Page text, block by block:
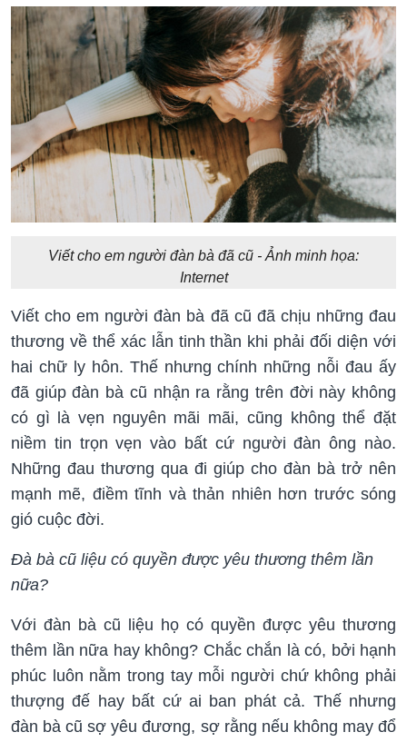
Viết cho em người đàn bà đã cũ - Ảnh minh họa:
Internet
Viết cho em người đàn bà đã cũ đã chịu những đau
thương về thể xác lẫn tinh thần khi phải đối diện với
hai chữ ly hôn. Thế nhưng chính những nỗi đau ấy
đã giúp đàn bà cũ nhận ra rằng trên đời này không
có gì là vẹn nguyên mãi mãi, cũng không thể đặt
niềm tin trọn vẹn vào bất cứ người đàn ông nào.
Những đau thương qua đi giúp cho đàn bà trở nên
mạnh mẽ, điềm tĩnh và thản nhiên hơn trước sóng
gió cuộc đời.
Đà bà cũ liệu có quyền được yêu thương thêm lần
nữa?
Với đàn bà cũ liệu họ có quyền được yêu thương
thêm lần nữa hay không? Chắc chắn là có, bởi hạnh
phúc luôn nằm trong tay mỗi người chứ không phải
thượng đế hay bất cứ ai ban phát cả. Thế nhưng
đàn bà cũ sợ yêu đương, sợ rằng nếu không may đổ